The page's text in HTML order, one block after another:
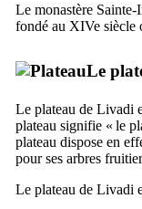
Le monastère
fondé au XIVe siècle
Le
Le plateau de Livadi
plateau signifie « le
plateau dispose en
pour ses arbres
Le plateau de Livadi